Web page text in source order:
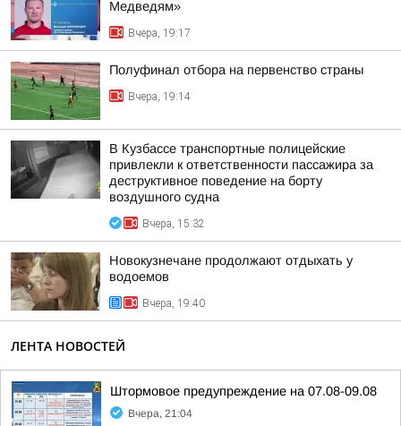
Медведям»
Вчера, 19:17
Полуфинал отбора на первенство страны
Вчера, 19:14
В Кузбассе транспортные полицейские
привлекли к ответственности пассажира за
деструктивное поведение на борту
воздушного судна
Вчера, 15:32
Новокузнечане продолжают отдыхать у
водоемов
Вчера, 19:40
ЛЕНТА НОВОСТЕЙ
Штормовое предупреждение на 07.08-09.08
Вчера, 21:04